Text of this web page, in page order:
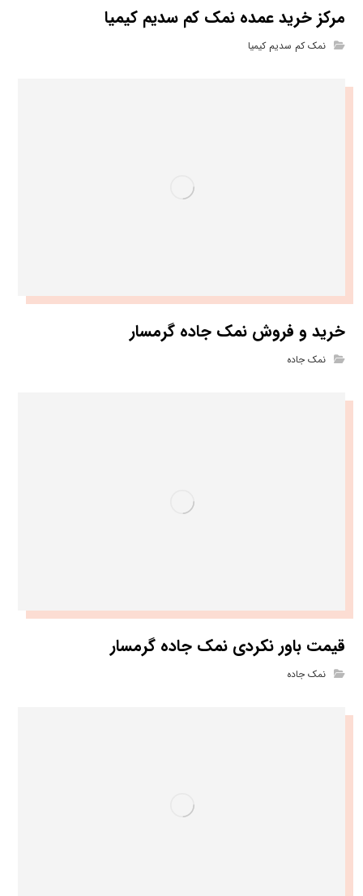
مرکز خرید عمده نمک کم سدیم کیمیا
نمک کم سدیم کیمیا
خرید و فروش نمک جاده گرمسار
نمک جاده
قیمت باور نکردی نمک جاده گرمسار
نمک جاده